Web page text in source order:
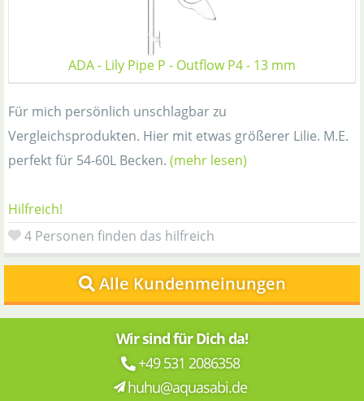
ADA - Lily Pipe P - Outflow P4 - 13 mm
Für mich persönlich unschlagbar zu
Vergleichsprodukten. Hier mit etwas größerer Lilie. M.E.
perfekt für 54-60L Becken. (mehr lesen)
Hilfreich!
4 Personen finden das hilfreich
Alle Kundenmeinungen
Wir sind für Dich da!
+49 531 2086358
huhu@aquasabi.de